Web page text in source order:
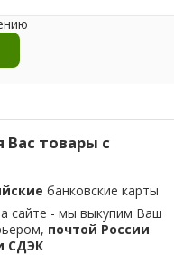
товары с
банковские карты
сайте - мы выкупим Ваш
почтой России
СДЭК